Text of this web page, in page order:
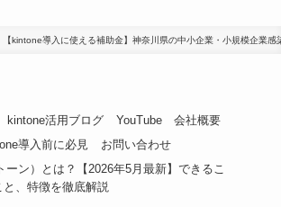
【kintone導入に使える補助金】神奈川県の中小企業・小規模企業
kintone活用ブログ YouTube
会社概要
導入前に必見
お問い合わせ
ーン）とは？【2026年5月最新】できるこ
と、特徴を徹底解説